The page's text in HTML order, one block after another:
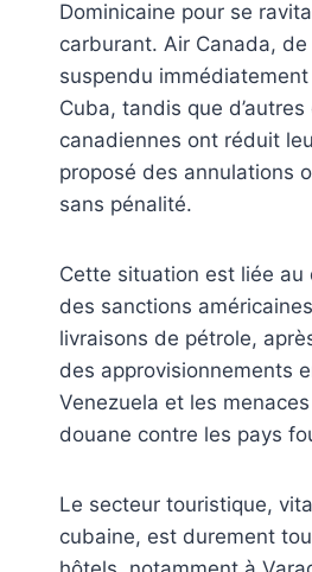
Dominicaine pour se
carburant. Air Canada,
suspendu
Cuba, tandis que
canadiennes ont réduit
proposé des annulations
sans pénalité.
Cette situation est liée au
des sanctions
livraisons de pétrole,
des approvisionnements
Venezuela et les
douane contre les pays
Le secteur touristique,
cubaine, est durement